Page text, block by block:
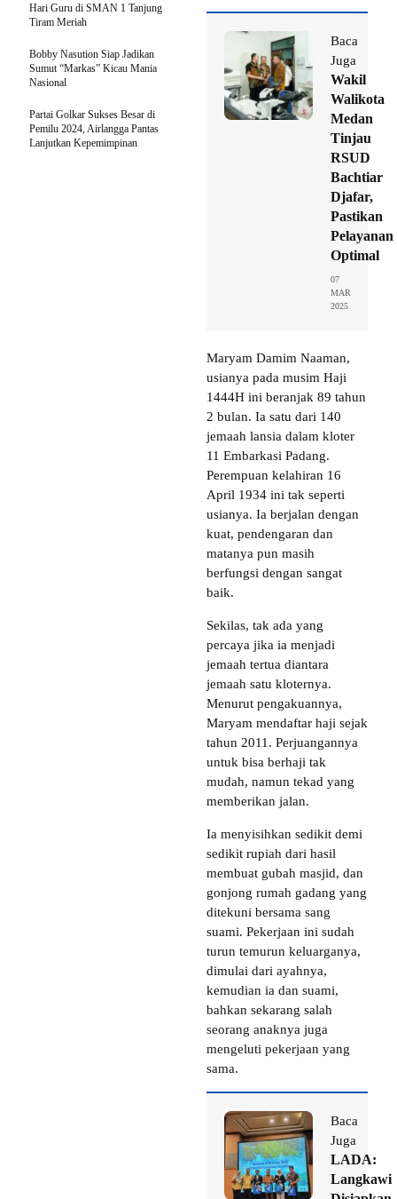
Baca
Juga
Wakil
Walikota
Medan
Tinjau
RSUD
Bachtiar
Djafar,
Pastikan
Pelayanan
Optimal
07
MAR
2025
Maryam Damim Naaman,
usianya pada musim Haji
1444H ini beranjak 89 tahun
2 bulan. Ia satu dari 140
jemaah lansia dalam kloter
11 Embarkasi Padang.
Perempuan kelahiran 16
April 1934 ini tak seperti
usianya. Ia berjalan dengan
kuat, pendengaran dan
matanya pun masih
berfungsi dengan sangat
baik.
Sekilas, tak ada yang
percaya jika ia menjadi
jemaah tertua diantara
jemaah satu kloternya.
Menurut pengakuannya,
Maryam mendaftar haji sejak
tahun 2011. Perjuangannya
untuk bisa berhaji tak
mudah, namun tekad yang
memberikan jalan.
Ia menyisihkan sedikit demi
sedikit rupiah dari hasil
membuat gubah masjid, dan
gonjong rumah gadang yang
ditekuni bersama sang
suami. Pekerjaan ini sudah
turun temurun keluarganya,
dimulai dari ayahnya,
kemudian ia dan suami,
bahkan sekarang salah
seorang anaknya juga
mengeluti pekerjaan yang
sama.
Baca
Juga
LADA:
Langkawi
Hari Guru di SMAN 1 Tanjung
Tiram Meriah
Bobby Nasution Siap Jadikan
Sumut “Markas” Kicau Mania
Nasional
Partai Golkar Sukses Besar di
Pemilu 2024, Airlangga Pantas
Lanjutkan Kepemimpinan